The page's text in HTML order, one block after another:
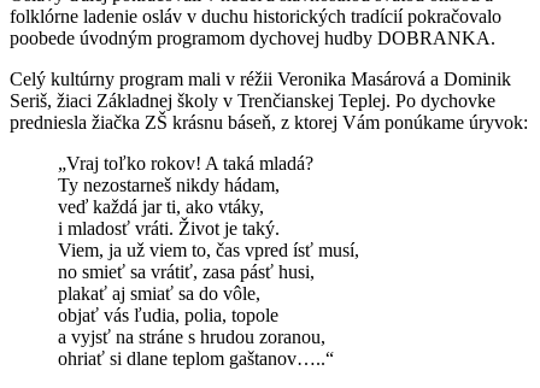
folklórne ladenie osláv v duchu historických tradícií pokračovalo
poobede úvodným programom dychovej hudby DOBRANKA.
Celý kultúrny program mali v réžii Veronika Masárová a Dominik
Seriš, žiaci Základnej školy v Trenčianskej Teplej. Po dychovke
predniesla žiačka ZŠ krásnu báseň, z ktorej Vám ponúkame úryvok:
„Vraj toľko rokov! A taká mladá?
Ty nezostarneš nikdy hádam,
veď každá jar ti, ako vtáky,
i mladosť vráti. Život je taký.
Viem, ja už viem to, čas vpred ísť musí,
no smieť sa vrátiť, zasa pásť husi,
plakať aj smiať sa do vôle,
objať vás ľudia, polia, topole
a vyjsť na stráne s hrudou zoranou,
ohriať si dlane teplom gaštanov…..“